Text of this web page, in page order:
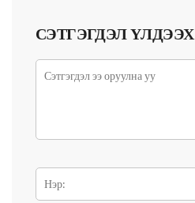
СЭТГЭГДЭЛ ҮЛДЭЭХ